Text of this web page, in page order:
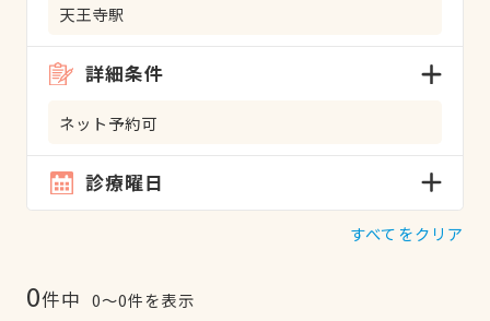
天王寺駅
詳細条件
ネット予約可
診療曜日
すべてをクリア
0件中 0〜0件を表示